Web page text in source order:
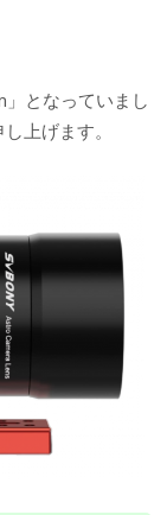
となっていまし
上げます。